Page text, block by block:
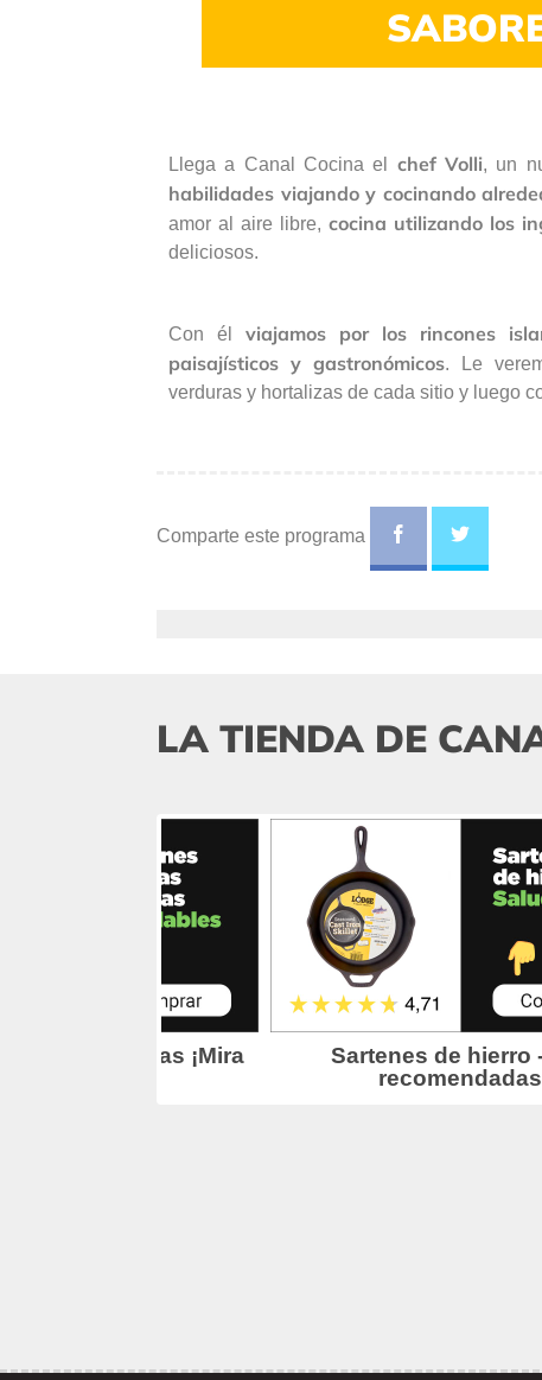
Llega a Canal Cocina el chef Volli, un
habilidades viajando y cocinando
amor al aire libre, cocina utilizando los
deliciosos.
Con él
viajamos por los rincones
paisajísticos y gastronómicos. Le
verduras y hortalizas de cada sitio y luego
Comparte este programa
LA TIENDA DE